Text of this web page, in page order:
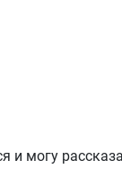
и могу